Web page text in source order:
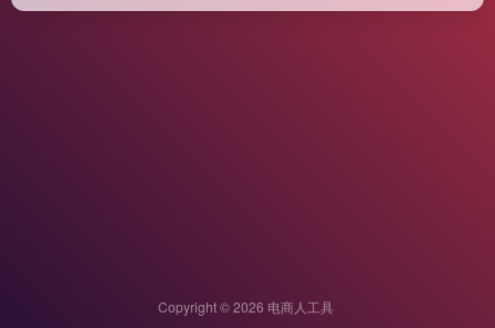
Copyright © 2026 电商人工具